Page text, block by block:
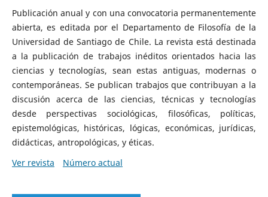
Publicación anual y con una convocatoria permanentemente
abierta, es editada por el Departamento de Filosofía de la
Universidad de Santiago de Chile. La revista está destinada
a la publicación de trabajos inéditos orientados hacia las
ciencias y tecnologías, sean estas antiguas, modernas o
contemporáneas. Se publican trabajos que contribuyan a la
discusión acerca de las ciencias, técnicas y tecnologías
desde perspectivas sociológicas, filosóficas, políticas,
epistemológicas, históricas, lógicas, económicas, jurídicas,
didácticas, antropológicas, y éticas.
Ver revista
Número actual